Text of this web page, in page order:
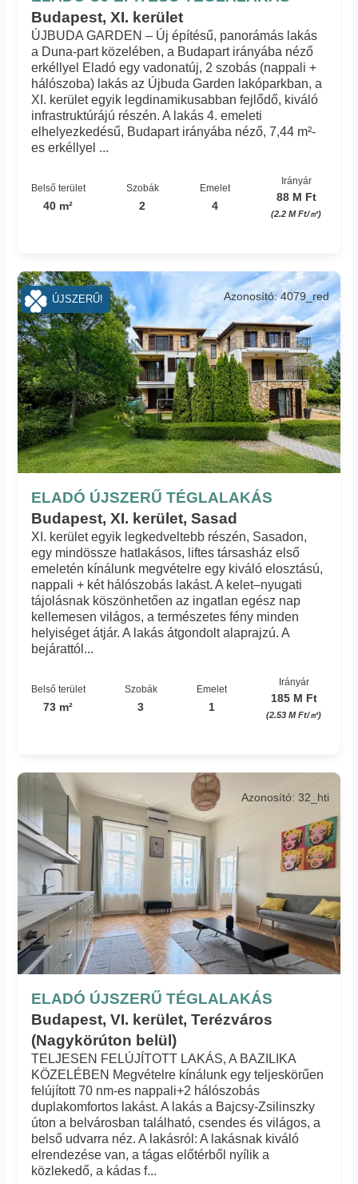
Budapest, XI. kerület
ÚJBUDA GARDEN – Új építésű, panorámás lakás
a Duna-part közelében, a Budapart irányába néző
erkéllyel Eladó egy vadonatúj, 2 szobás (nappali +
hálószoba) lakás az Újbuda Garden lakóparkban, a
XI. kerület egyik legdinamikusabban fejlődő, kiváló
infrastruktúrájú részén. A lakás 4. emeleti
elhelyezkedésű, Budapart irányába néző, 7,44 m²-
es erkéllyel ...
Belső terület
40 m²
Szobák
2
Emelet
4
Irányár
88 M Ft
(2.2 M Ft/㎡)
ELADÓ ÚJSZERŰ TÉGLALAKÁS
Budapest, XI. kerület, Sasad
Azonosító: 4079_red
XI. kerület egyik legkedveltebb részén, Sasadon,
egy mindössze hatlakásos, liftes társasház első
emeletén kínálunk megvételre egy kiváló elosztású,
nappali + két hálószobás lakást. A kelet–nyugati
tájolásnak köszönhetően az ingatlan egész nap
kellemesen világos, a természetes fény minden
helyiséget átjár. A lakás átgondolt alaprajzú. A
bejárattól...
Belső terület
73 m²
Szobák
3
Emelet
1
Irányár
185 M Ft
(2.53 M Ft/㎡)
ÚJSZERŰ!
ELADÓ ÚJSZERŰ TÉGLALAKÁS
Budapest, VI. kerület, Terézváros
(Nagykörúton belül)
Azonosító: 32_hti
TELJESEN FELÚJÍTOTT LAKÁS, A BAZILIKA
KÖZELÉBEN Megvételre kínálunk egy teljeskörűen
felújított 70 nm-es nappali+2 hálószobás
duplakomfortos lakást. A lakás a Bajcsy-Zsilinszky
úton a belvárosban található, csendes és világos, a
belső udvarra néz. A lakásról: A lakásnak kiváló
elrendezése van, a tágas előtérből nyílik a
közlekedő, a kádas f...